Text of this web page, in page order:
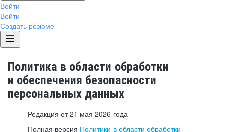
Войти
Войти
Создать резюме
Политика в области обработки
и обеспечения безопасности
персональных данных
Редакция от 21 мая 2026 года
Полная версия Политики в области обработки